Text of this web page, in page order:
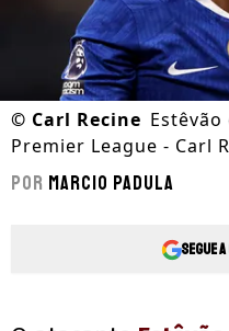
© Carl Recine
Premier League - Carl
Por Marcio Padula
Segue